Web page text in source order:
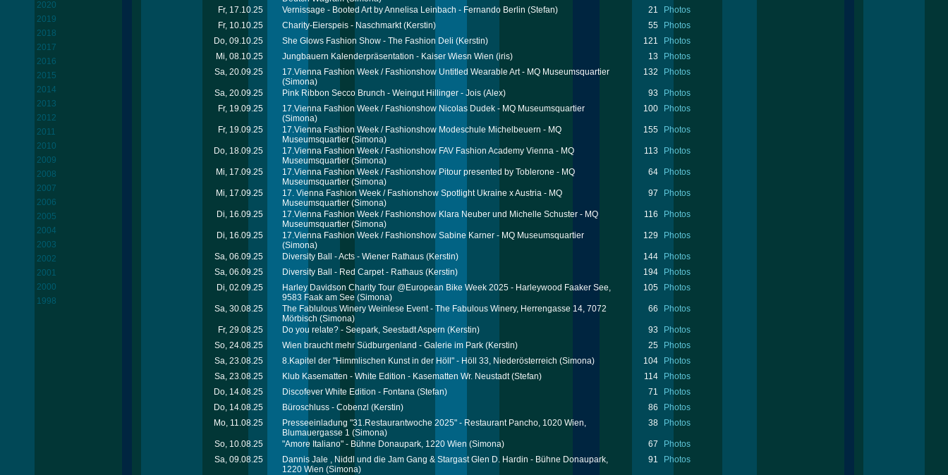
2020
2019
2018
2017
2016
2015
2014
2013
2012
2011
2010
2009
2008
2007
2006
2005
2004
2003
2002
2001
2000
1998
Fr, 17.10.25 Vernissage - Booted Art by Annelisa Leinbach - Fernando Berlin (Stefan) 21
Photos
Fr, 10.10.25
Charity-Eierspeis - Naschmarkt(Kerstin) 55
Photos
Do, 09.10.25
She Glows Fashion Show - The Fashion Deli (Kerstin) 121
Photos
Mi, 08.10.25
Jungbauern Kalenderpräsentation - Kaiser Wiesn Wien (iris) 13
Photos
Sa, 20.09.25
17.Vienna Fashion Week / Fashionshow Untitled Wearable Art - MQ Museumsquartier
(Simona)
132 Photos
Sa, 20.09.25 Pink Ribbon Secco Brunch - Weingut Hillinger - Jois (Alex) 93
Photos
Fr, 19.09.25
17.Vienna Fashion Week / Fashionshow Nicolas Dudek - MQ Museumsquartier
(Simona)
100 Photos
Fr, 19.09.25
17.Vienna Fashion Week / Fashionshow Modeschule Michelbeuern - MQ
Museumsquartier (Simona)
155 Photos
Do, 18.09.25
17.Vienna Fashion Week / Fashionshow FAV Fashion Academy Vienna - MQ
Museumsquartier (Simona)
113 Photos
Mi, 17.09.25
17.Vienna Fashion Week / Fashionshow Pitour presented by Toblerone - MQ
Museumsquartier (Simona)
64 Photos
Mi, 17.09.25
17. Vienna Fashion Week / Fashionshow Spotlight Ukraine x Austria - MQ
Museumsquartier (Simona)
97 Photos
Di, 16.09.25
17.Vienna Fashion Week / Fashionshow Klara Neuber und Michelle Schuster - MQ
Museumsquartier (Simona)
116 Photos
Di, 16.09.25
17.Vienna Fashion Week / Fashionshow Sabine Karner - MQ Museumsquartier
(Simona)
129 Photos
Sa, 06.09.25 Diversity Ball - Acts - Wiener Rathaus (Kerstin) 144
Photos
Sa, 06.09.25
Diversity Ball - Red Carpet - Rathaus (Kerstin) 194
Photos
Di, 02.09.25
Harley Davidson Charity Tour @European Bike Week 2025 - Harleywood Faaker See,
9583 Faak am See (Simona)
105 Photos
Sa, 30.08.25
The Fablulous Winery Weinlese Event - The Fabulous Winery, Herrengasse 14, 7072
Mörbisch (Simona)
66 Photos
Fr, 29.08.25 Do you relate? - Seepark, Seestadt Aspern (Kerstin) 93
Photos
So, 24.08.25
Wien braucht mehr Südburgenland - Galerie im Park (Kerstin) 25
Photos
Sa, 23.08.25
8.Kapitel der "Himmlischen Kunst in der Höll" - Höll 33, Niederösterreich (Simona) 104
Photos
Sa, 23.08.25
Klub Kasematten - White Edition - Kasematten Wr. Neustadt(Stefan) 114
Photos
Do, 14.08.25
Discofever White Edition - Fontana (Stefan) 71
Photos
Do, 14.08.25
Büroschluss - Cobenzl (Kerstin) 86
Photos
Mo, 11.08.25
Presseeinladung "31.Restaurantwoche 2025" - Restaurant Pancho, 1020 Wien,
Blumauergasse 1 (Simona)
38 Photos
So, 10.08.25 "Amore Italiano" - Bühne Donaupark, 1220 Wien (Simona) 67
Photos
Sa, 09.08.25
Dannis Jale , Niddl und die Jam Gang & Stargast Glen D. Hardin - Bühne Donaupark,
1220 Wien (Simona)
91 Photos